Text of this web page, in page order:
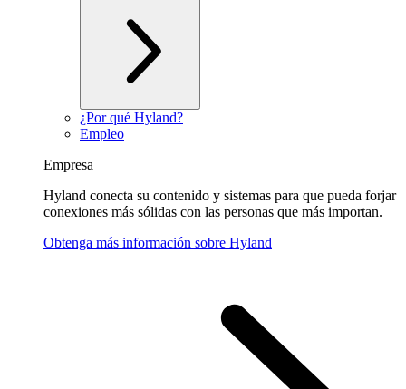
¿Por qué Hyland?
Empleo
Empresa
Hyland conecta su contenido y sistemas para que pueda forjar
conexiones más sólidas con las personas que más importan.
Obtenga más información sobre Hyland